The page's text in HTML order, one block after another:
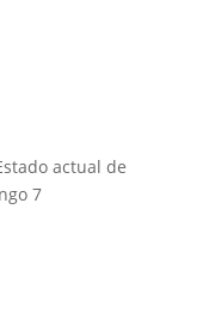
actual de
7